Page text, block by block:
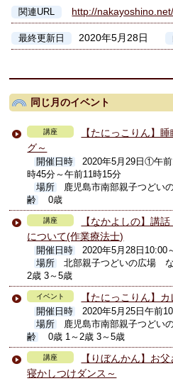
関連URL http://nakayoshino.net/
最終更新日 2020年5月28日
同じ月のイベント
講座
【たにっこりん】
グ～
開催日時
2020年5月29日①午
時45分～午前11時15分
場所
鹿児島市南部親子つどい
齢
0歳
講座
【なかよしの】講
について(作業療法士)
開催日時
2020年5月28日10:00
場所
北部親子つどいの広場
2歳 3～5歳
イベント 【たにっこりん】
開催日時
2020年5月25日午前
場所
鹿児島市南部親子つどい
齢
0歳 1～2歳 3～5歳
講座
【りぼんかん】お
寝かしつけダンス～